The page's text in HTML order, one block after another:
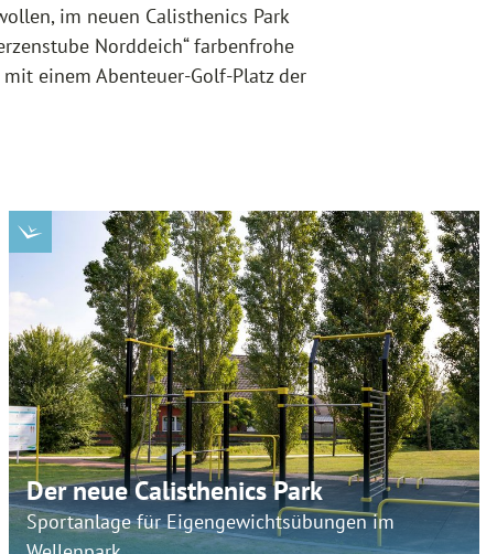
im neuen Calisthenics Park
Norddeich“ farbenfrohe
einem Abenteuer-Golf-Platz der
Der neue Calisthenics Park
Sportanlage für Eigengewichtsübungen im